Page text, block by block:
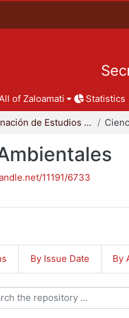
All of Zaloamati Statistics
Coordinación de Estudios de Posgrado - CBI
11191/6733
By Issue Date By